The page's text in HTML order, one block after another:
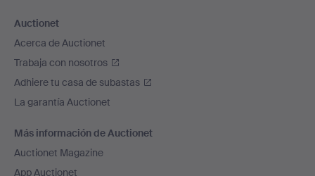
Auctionet
Acerca de Auctionet
Trabaja con nosotros
Adhiere tu casa de subastas
La garantía Auctionet
Más información de Auctionet
Auctionet Magazine
App Auctionet